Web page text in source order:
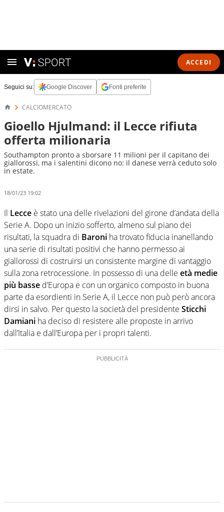
ACCEDI
Seguici su: Google Discover Fonti preferite
CALCIOMERCATO
Gioello Hjulmand: il Lecce rifiuta
offerta milionaria
Southampton pronto a sborsare 11 milioni per il capitano dei
giallorossi, ma i salentini dicono no: il danese verrà ceduto solo
in estate.
18/01/23 19:02
Il Lecce è stato una delle rivelazioni del girone d’andata della
Serie A. Dopo un inizio sofferto, almeno sul piano dei
risultati, la squadra di Baroni ha trovato fiducia inanellando
una serie di risultati positivi che hanno permesso ai
giallorossi di costruirsi un consistente margine di vantaggio
sulla zona retrocessione. In possesso di una delle età medie
più basse d’Europa e con un organico composto in buona
parte da esordienti in Serie A, il Lecce non può però ancora
dirsi in salvo. Per questo la società del presidente Sticchi
Damiani ha deciso di resistere alle proposte in arrivo
dall’Italia e dall’Europa per i propri talenti.